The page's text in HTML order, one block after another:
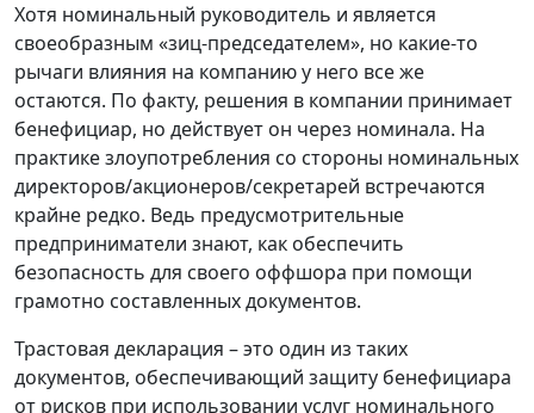
Хотя номинальный руководитель и является
своеобразным «зиц-председателем», но какие-то
рычаги влияния на компанию у него все же
остаются. По факту, решения в компании принимает
бенефициар, но действует он через номинала. На
практике злоупотребления со стороны номинальных
директоров/акционеров/секретарей встречаются
крайне редко. Ведь предусмотрительные
предприниматели знают, как обеспечить
безопасность для своего оффшора при помощи
грамотно составленных документов.
Трастовая декларация – это один из таких
документов, обеспечивающий защиту бенефициара
от рисков при использовании услуг номинального